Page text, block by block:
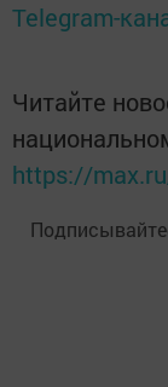
Telegram-
Читайте
https://